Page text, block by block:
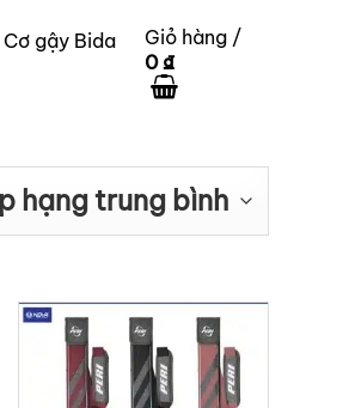
Cơ gậy Bida
Giỏ hàng /
0₫